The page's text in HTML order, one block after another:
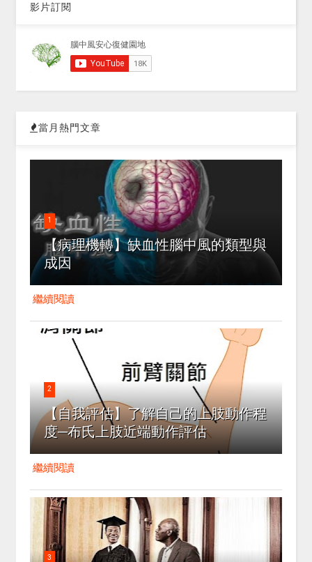
影片訂閱
當月熱門文章
1
【病理機轉】缺血性腦中風的類型與
成因
繼續閱讀
2
【自我評估】了解自己的上肢動作程
度─布氏上肢近端動作評估
繼續閱讀
3